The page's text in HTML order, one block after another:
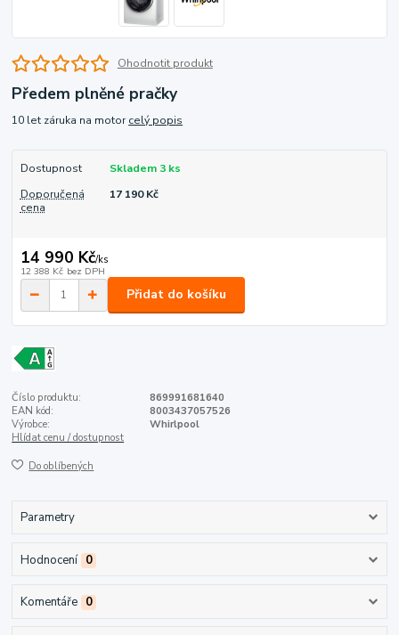
Ohodnotit produkt
Předem plněné pračky
10 let záruka na motorcelý popis
Dostupnost
Skladem 3 ks
Doporučená
cena
17 190 Kč
14 990 Kč/ks
12 388 Kč bez DPH
Přidat do košíku
Číslo produktu:
869991681640
EAN kód:
8003437057526
Výrobce:
Whirlpool
Hlídat cenu / dostupnost
Do oblíbených
Parametry
Hodnocení 0
Komentáře 0